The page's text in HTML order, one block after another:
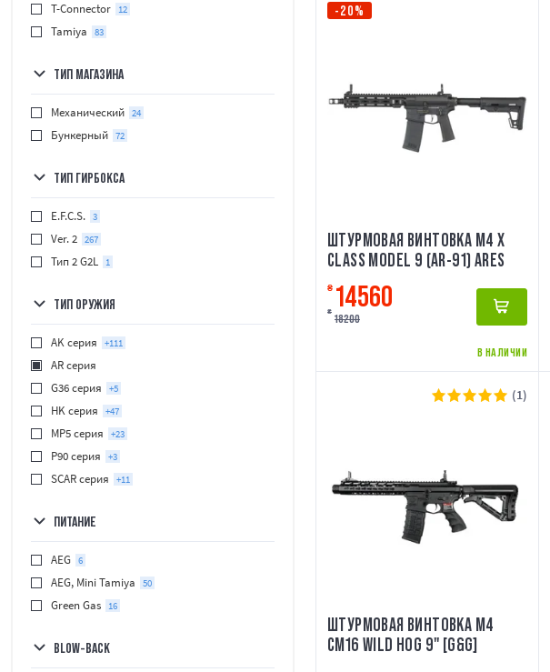
T-Connector 12
Tamiya 83
ТИП МАГАЗИНА
Механический 24
Бункерный 72
ТИП ГИРБОКСА
E.F.C.S. 3
Ver. 2 267
Тип 2 G2L 1
ТИП ОРУЖИЯ
AK серия +111
AR серия
G36 серия
+5
HK серия +47
MP5 серия +23
P90 серия +3
SCAR серия +11
ПИТАНИЕ
AEG 6
AEG, Mini Tamiya 50
Green Gas 16
BLOW-BACK
-20%
ШТУРМОВАЯ ВИНТОВКА M4 X
CLASS MODEL 9 (AR-91) ARES
₴ 14560
₴ 18200
В НАЛИЧИИ
(1)
ШТУРМОВАЯ ВИНТОВКА M4
CM16 WILD HOG 9" [G&G]